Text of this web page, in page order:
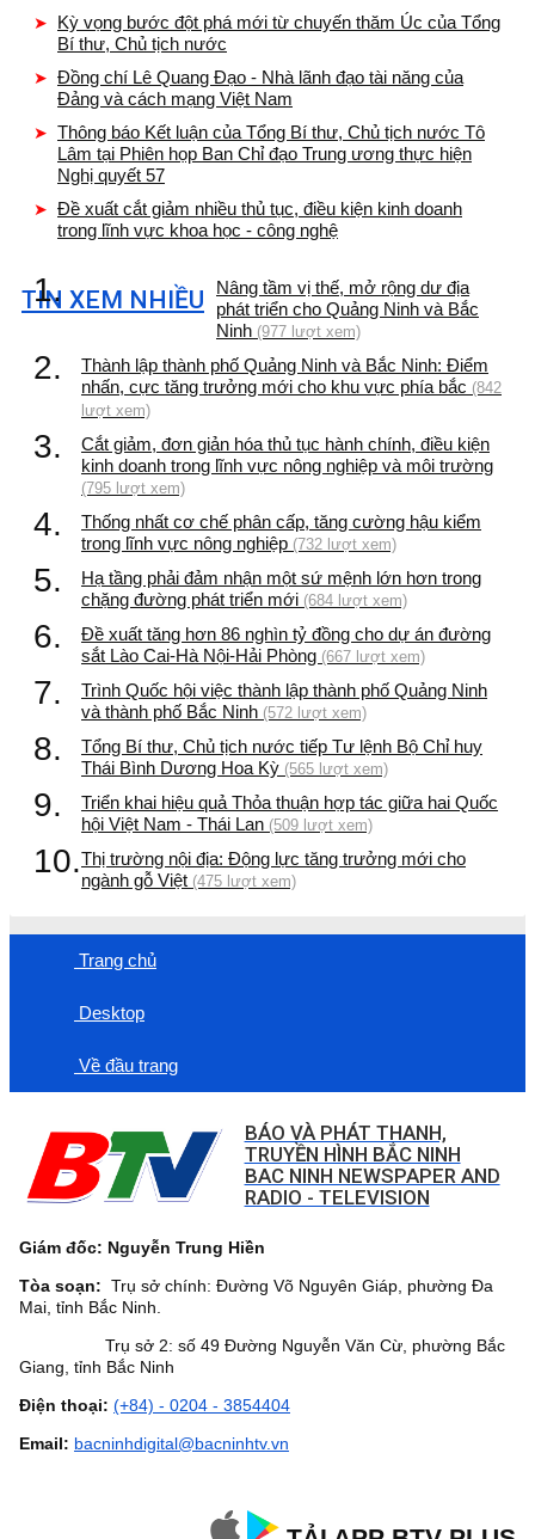
Kỳ vọng bước đột phá mới từ chuyến thăm Úc của Tổng
Bí thư, Chủ tịch nước
Đồng chí Lê Quang Đạo - Nhà lãnh đạo tài năng của
Đảng và cách mạng Việt Nam
Thông báo Kết luận của Tổng Bí thư, Chủ tịch nước Tô
Lâm tại Phiên họp Ban Chỉ đạo Trung ương thực hiện
Nghị quyết 57
Đề xuất cắt giảm nhiều thủ tục, điều kiện kinh doanh
trong lĩnh vực khoa học - công nghệ
TIN XEM NHIỀU
1.
Nâng tầm vị thế, mở rộng dư địa
phát triển cho Quảng Ninh và Bắc
Ninh (977 lượt xem)
2.
Thành lập thành phố Quảng Ninh và Bắc Ninh: Điểm
nhấn, cực tăng trưởng mới cho khu vực phía bắc (842
lượt xem)
3.
Cắt giảm, đơn giản hóa thủ tục hành chính, điều kiện
kinh doanh trong lĩnh vực nông nghiệp và môi trường
(795 lượt xem)
4.
Thống nhất cơ chế phân cấp, tăng cường hậu kiểm
trong lĩnh vực nông nghiệp (732 lượt xem)
5.
Hạ tầng phải đảm nhận một sứ mệnh lớn hơn trong
chặng đường phát triển mới (684 lượt xem)
6.
Đề xuất tăng hơn 86 nghìn tỷ đồng cho dự án đường
sắt Lào Cai-Hà Nội-Hải Phòng (667 lượt xem)
7.
Trình Quốc hội việc thành lập thành phố Quảng Ninh
và thành phố Bắc Ninh (572 lượt xem)
8.
Tổng Bí thư, Chủ tịch nước tiếp Tư lệnh Bộ Chỉ huy
Thái Bình Dương Hoa Kỳ (565 lượt xem)
9.
Triển khai hiệu quả Thỏa thuận hợp tác giữa hai Quốc
hội Việt Nam - Thái Lan (509 lượt xem)
10.Thị trường nội địa: Động lực tăng trưởng mới cho
ngành gỗ Việt (475 lượt xem)
Trang chủ
Desktop
Về đầu trang
BÁO VÀ PHÁT THANH,
TRUYỀN HÌNH BẮC NINH
BAC NINH NEWSPAPER AND
RADIO - TELEVISION
Giám đốc: Nguyễn Trung Hiền
Tòa soạn: Trụ sở chính: Đường Võ Nguyên Giáp, phường Đa
Mai, tỉnh Bắc Ninh.
Trụ sở 2: số 49 Đường Nguyễn Văn Cừ, phường Bắc
Giang, tỉnh Bắc Ninh
Điện thoại: (+84) - 0204 - 3854404
Email: bacninhdigital@bacninhtv.vn